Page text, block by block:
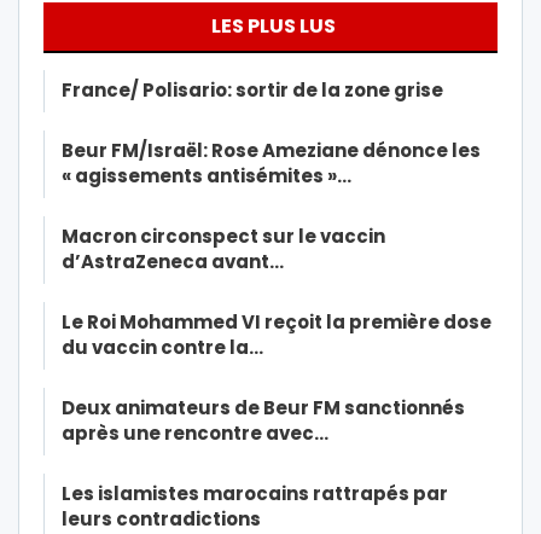
LES PLUS LUS
France/ Polisario: sortir de la zone grise
Beur FM/Israël: Rose Ameziane dénonce les
« agissements antisémites »…
Macron circonspect sur le vaccin
d’AstraZeneca avant…
Le Roi Mohammed VI reçoit la première dose
du vaccin contre la…
Deux animateurs de Beur FM sanctionnés
après une rencontre avec…
Les islamistes marocains rattrapés par
leurs contradictions